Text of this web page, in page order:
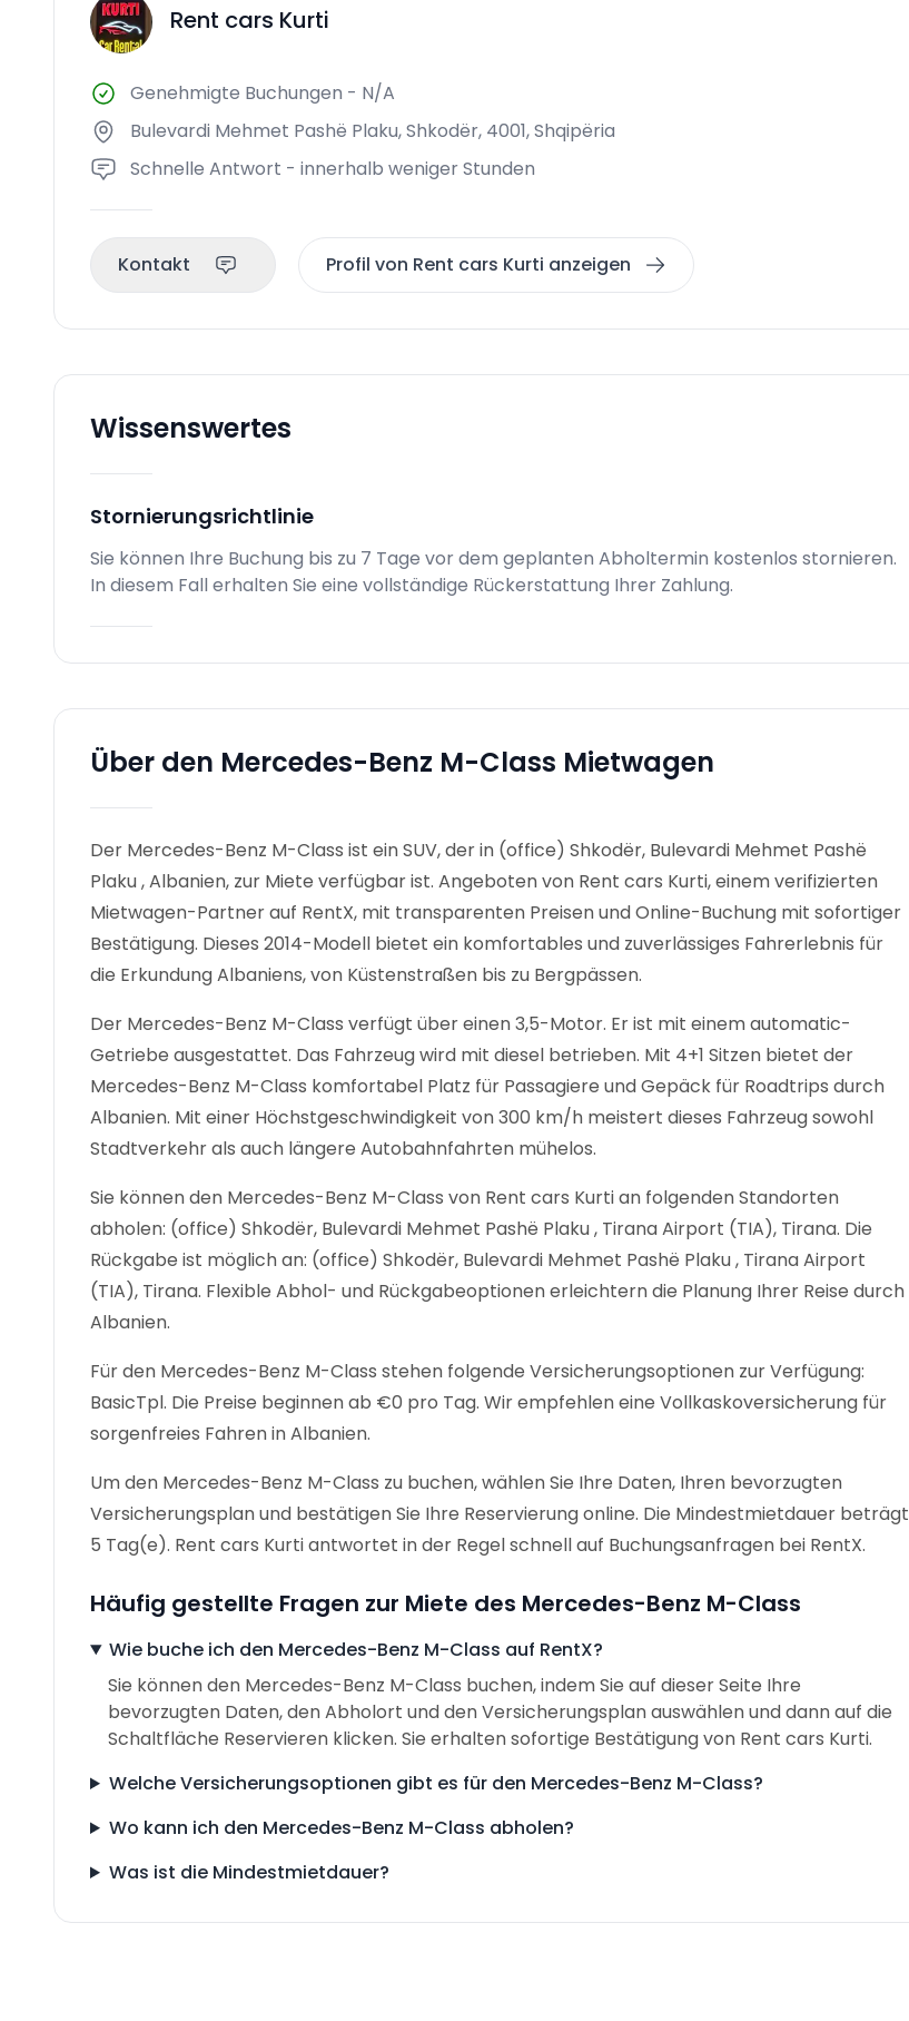
RC Rent cars Kurti
Genehmigte Buchungen - N/A
Bulevardi Mehmet Pashë Plaku, Shkodër, 4001, Shqipëria
Schnelle Antwort - innerhalb weniger Stunden
Kontakt Profil von Rent cars Kurti anzeigen
Wissenswertes
Stornierungsrichtlinie
Sie können Ihre Buchung bis zu 7 Tage vor dem geplanten Abholtermin kostenlos stornieren.
In diesem Fall erhalten Sie eine vollständige Rückerstattung Ihrer Zahlung.
Über den Mercedes-Benz M-Class Mietwagen
Der Mercedes-Benz M-Class ist ein SUV, der in (office) Shkodër, Bulevardi Mehmet Pashë
Plaku , Albanien, zur Miete verfügbar ist. Angeboten von Rent cars Kurti, einem verifizierten
Mietwagen-Partner auf RentX, mit transparenten Preisen und Online-Buchung mit sofortiger
Bestätigung. Dieses 2014-Modell bietet ein komfortables und zuverlässiges Fahrerlebnis für
die Erkundung Albaniens, von Küstenstraßen bis zu Bergpässen.
Der Mercedes-Benz M-Class verfügt über einen 3,5-Motor. Er ist mit einem automatic-
Getriebe ausgestattet. Das Fahrzeug wird mit diesel betrieben. Mit 4+1 Sitzen bietet der
Mercedes-Benz M-Class komfortabel Platz für Passagiere und Gepäck für Roadtrips durch
Albanien. Mit einer Höchstgeschwindigkeit von 300 km/h meistert dieses Fahrzeug sowohl
Stadtverkehr als auch längere Autobahnfahrten mühelos.
Sie können den Mercedes-Benz M-Class von Rent cars Kurti an folgenden Standorten
abholen: (office) Shkodër, Bulevardi Mehmet Pashë Plaku , Tirana Airport (TIA), Tirana. Die
Rückgabe ist möglich an: (office) Shkodër, Bulevardi Mehmet Pashë Plaku , Tirana Airport
(TIA), Tirana. Flexible Abhol- und Rückgabeoptionen erleichtern die Planung Ihrer Reise durch
Albanien.
Für den Mercedes-Benz M-Class stehen folgende Versicherungsoptionen zur Verfügung:
BasicTpl. Die Preise beginnen ab €0 pro Tag. Wir empfehlen eine Vollkaskoversicherung für
sorgenfreies Fahren in Albanien.
Um den Mercedes-Benz M-Class zu buchen, wählen Sie Ihre Daten, Ihren bevorzugten
Versicherungsplan und bestätigen Sie Ihre Reservierung online. Die Mindestmietdauer beträgt
5 Tag(e). Rent cars Kurti antwortet in der Regel schnell auf Buchungsanfragen bei RentX.
Häufig gestellte Fragen zur Miete des Mercedes-Benz M-Class
Wie buche ich den Mercedes-Benz M-Class auf RentX?
Sie können den Mercedes-Benz M-Class buchen, indem Sie auf dieser Seite Ihre
bevorzugten Daten, den Abholort und den Versicherungsplan auswählen und dann auf die
Schaltfläche Reservieren klicken. Sie erhalten sofortige Bestätigung von Rent cars Kurti.
Welche Versicherungsoptionen gibt es für den Mercedes-Benz M-Class?
Wo kann ich den Mercedes-Benz M-Class abholen?
Was ist die Mindestmietdauer?